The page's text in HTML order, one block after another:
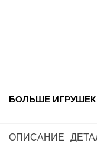
БОЛЬШЕ ИГРУШЕК
ОПИСАНИЕ